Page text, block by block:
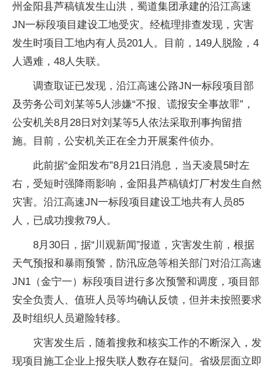
州金阳县芦稿镇发生山洪，蜀道集团承建的沿江高速
JN一标段项目建设工地受灾。经梳理排查发现，灾害
发生时项目工地内有人员201人。目前，149人脱险，4
人遇难，48人失联。
调查取证已发现，沿江高速公路JN一标段项目部
及劳务公司刘某等5人涉嫌“不报、谎报安全事故罪”，
公安机关8月28日对刘某等5人依法采取刑事拘留措
施。目前，公安机关正在全力开展案件侦办。
此前据“金阳发布”8月21日消息，当天凌晨5时左
右，受短时强降雨影响，金阳县芦稿镇灯厂村发生自然
灾害。沿江高速JN一标段项目建设工地共有人员85
人，已成功搜救79人。
8月30日，据“川观新闻”报道，灾害发生前，根据
天气预报和暴雨预警，防汛应急等相关部门对沿江高速
JN1（金宁一）标段项目进行多次预警和调度，项目部
安全负责人、值班人员等均确认反馈，但并未按照要求
及时组织人员避险转移。
灾害发生后，随着搜救和核实工作的不断深入，发
现项目施工企业上报失联人数存在疑问。省级层面立即